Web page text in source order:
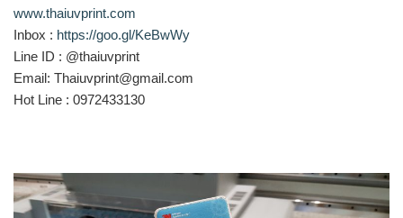
www.thaiuvprint.com
Inbox : https://goo.gl/KeBwWy
Line ID : @thaiuvprint
Email: Thaiuvprint@gmail.com
Hot Line : 0972433130